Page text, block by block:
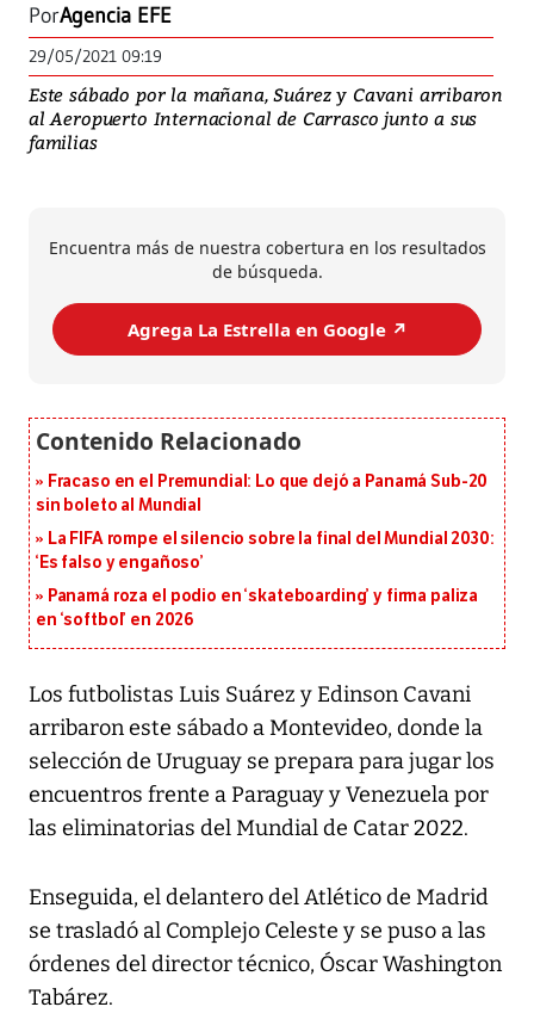
PorAgencia EFE
29/05/2021 09:19
Este sábado por la mañana, Suárez y Cavani arribaron
al Aeropuerto Internacional de Carrasco junto a sus
familias
Encuentra más de nuestra cobertura en los resultados
de búsqueda.
Agrega La Estrella en Google ↗️
Fracaso en el Premundial: Lo que dejó a Panamá Sub-20
sin boleto al Mundial
La FIFA rompe el silencio sobre la final del Mundial 2030:
‘Es falso y engañoso’
Panamá roza el podio en ‘skateboarding’ y firma paliza
en ‘softbol’ en 2026
Los futbolistas Luis Suárez y Edinson Cavani
arribaron este sábado a Montevideo, donde la
selección de Uruguay se prepara para jugar los
encuentros frente a Paraguay y Venezuela por
las eliminatorias del Mundial de Catar 2022.
Enseguida, el delantero del Atlético de Madrid
se trasladó al Complejo Celeste y se puso a las
órdenes del director técnico, Óscar Washington
Tabárez.